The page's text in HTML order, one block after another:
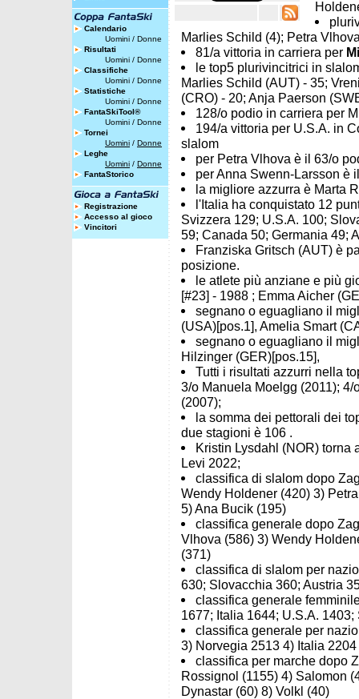
Calendario
Uomini / Donne
Risultati
Uomini / Donne
Classifiche
Uomini / Donne
Statistiche
Uomini / Donne
FantaSkiTool®
Uomini / Donne
Tornei
Uomini / Donne
Leghe
Uomini / Donne
FantaStorico
Registrazione
Accesso al gioco
Vincitori
Marlies Schild (4); Petra
81/a vittoria in carriera per
le top5 plurivincitrici in
Marlies Schild (AUT) - 35;
(CRO) - 20; Anja Paerson
128/o podio in carriera per
194/a vittoria per U.S.A. in
slalom
per Petra Vlhova è il 63/o
per Anna Swenn-Larsson è
la migliore azzurra è Marta
l'Italia ha conquistato 12
Svizzera 129; U.S.A. 100;
59; Canada 50; Germania 49;
Franziska Gritsch (AUT) è
posizione.
le atlete più anziane e più
[#23] - 1988 ; Emma Aicher
segnano o eguagliano il
(USA)[pos.1], Amelia Smart
segnano o eguagliano il
Hilzinger (GER)[pos.15],
Tutti i risultati azzurri nella
3/o Manuela Moelgg (2011);
(2007);
la somma dei pettorali dei
due stagioni è 106 .
Kristin Lysdahl (NOR) torna
Levi 2022;
classifica di slalom dopo
Wendy Holdener (420) 3)
5) Ana Bucik (195)
classifica generale dopo
Vlhova (586) 3) Wendy
(371)
classifica di slalom per
630; Slovacchia 360; Austria
classifica generale
1677; Italia 1644; U.S.A. 1403;
classifica generale per
3) Norvegia 2513 4) Italia
classifica per marche dopo
Rossignol (1155) 4) Salomon
Dynastar (60) 8) Volkl (40)